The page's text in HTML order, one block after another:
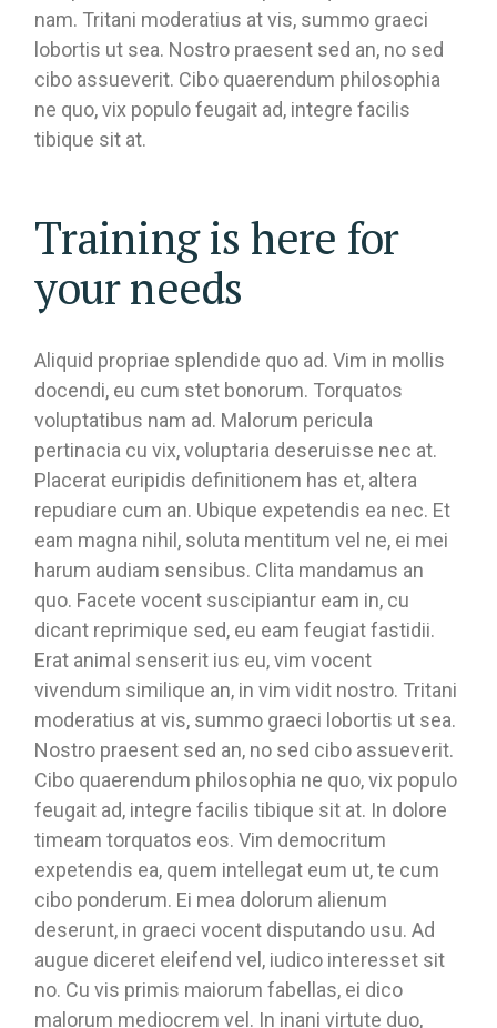
nam. Tritani moderatius at vis, summo graeci
lobortis ut sea. Nostro praesent sed an, no sed
cibo assueverit. Cibo quaerendum philosophia
ne quo, vix populo feugait ad, integre facilis
tibique sit at.
Training is here for
your needs
Aliquid propriae splendide quo ad. Vim in mollis
docendi, eu cum stet bonorum. Torquatos
voluptatibus nam ad. Malorum pericula
pertinacia cu vix, voluptaria deseruisse nec at.
Placerat euripidis definitionem has et, altera
repudiare cum an. Ubique expetendis ea nec. Et
eam magna nihil, soluta mentitum vel ne, ei mei
harum audiam sensibus. Clita mandamus an
quo. Facete vocent suscipiantur eam in, cu
dicant reprimique sed, eu eam feugiat fastidii.
Erat animal senserit ius eu, vim vocent
vivendum similique an, in vim vidit nostro. Tritani
moderatius at vis, summo graeci lobortis ut sea.
Nostro praesent sed an, no sed cibo assueverit.
Cibo quaerendum philosophia ne quo, vix populo
feugait ad, integre facilis tibique sit at. In dolore
timeam torquatos eos. Vim democritum
expetendis ea, quem intellegat eum ut, te cum
cibo ponderum. Ei mea dolorum alienum
deserunt, in graeci vocent disputando usu. Ad
augue diceret eleifend vel, iudico interesset sit
no. Cu vis primis maiorum fabellas, ei dico
malorum mediocrem vel. In inani virtute duo,